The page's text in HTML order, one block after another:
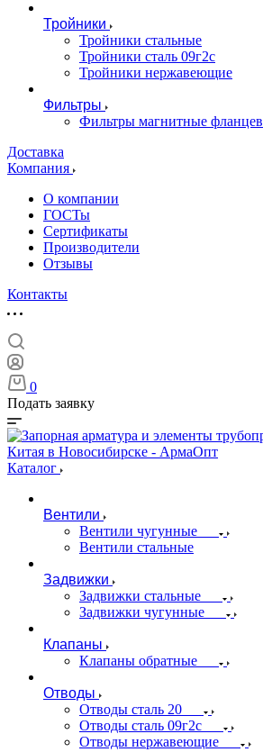
Тройники
Тройники стальные
Тройники сталь 09г2с
Тройники нержавеющие
Фильтры
Фильтры магнитные
Доставка
Компания
О компании
ГОСТы
Сертификаты
Производители
Отзывы
Контакты
0
Подать заявку
Каталог
Вентили
Вентили чугунные
Вентили стальные
Задвижки
Задвижки стальные
Задвижки чугунные
Клапаны
Клапаны обратные
Отводы
Отводы сталь 20
Отводы сталь 09г2с
Отводы нержавеющие